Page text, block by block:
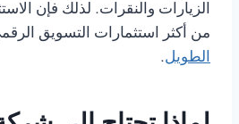
الزيارات والنقرات. لذلك فإن
من أكثر استثمارات التسويق
الطويل.